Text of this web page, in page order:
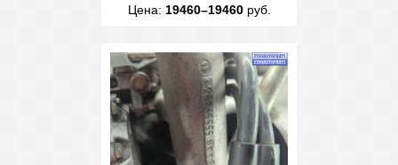
Цена: 19460–19460руб.